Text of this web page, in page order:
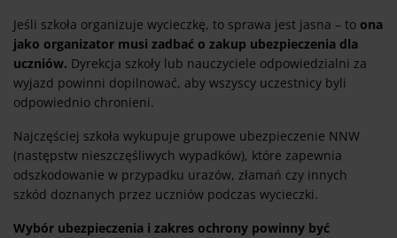
Jeśli szkoła organizuje wycieczkę, to sprawa jest jasna – to ona
jako organizator musi zadbać o zakup ubezpieczenia dla
uczniów. Dyrekcja szkoły lub nauczyciele odpowiedzialni za
wyjazd powinni dopilnować, aby wszyscy uczestnicy byli
odpowiednio chronieni.
Najczęściej szkoła wykupuje grupowe ubezpieczenie NNW
(następstw nieszczęśliwych wypadków), które zapewnia
odszkodowanie w przypadku urazów, złamań czy innych
szkód doznanych przez uczniów podczas wycieczki.
Wybór ubezpieczenia i zakres ochrony powinny być